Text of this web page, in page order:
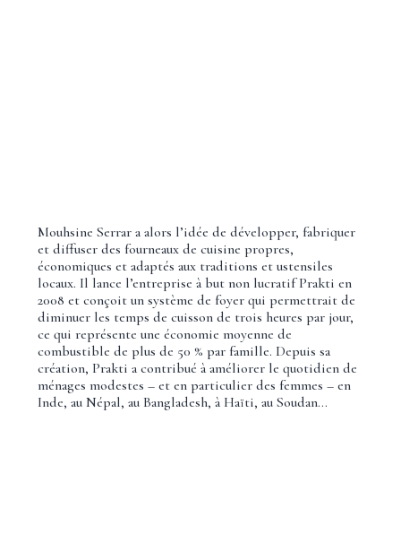
Mouhsine Serrar a alors l’idée de développer, fabriquer
et diffuser des fourneaux de cuisine propres,
économiques et adaptés aux traditions et ustensiles
locaux. Il lance l’entreprise à but non lucratif Prakti en
2008 et conçoit un système de foyer qui permettrait de
diminuer les temps de cuisson de trois heures par jour,
ce qui représente une économie moyenne de
combustible de plus de 50 % par famille. Depuis sa
création, Prakti a contribué à améliorer le quotidien de
ménages modestes – et en particulier des femmes – en
Inde, au Népal, au Bangladesh, à Haïti, au Soudan…